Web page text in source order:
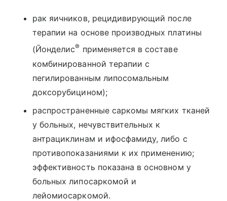
рак яичников, рецидивирующий после
терапии на основе производных платины
(Йонделис® применяется в составе
комбинированной терапии с
пегилированным липосомальным
доксорубицином);
распространенные саркомы мягких тканей
у больных, нечувствительных к
антрациклинам и ифосфамиду, либо с
противопоказаниями к их применению;
эффективность показана в основном у
больных липосаркомой и
лейомиосаркомой.